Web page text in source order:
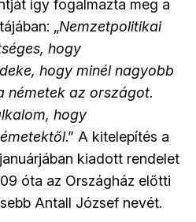
így fogalmazta meg a
„Nemzetpolitikai
hogy
hogy minél nagyobb
németek az országot.
hogy
.” A kitelepítés a
kiadott rendelet
óta az Országház előtti
Antall József nevét.